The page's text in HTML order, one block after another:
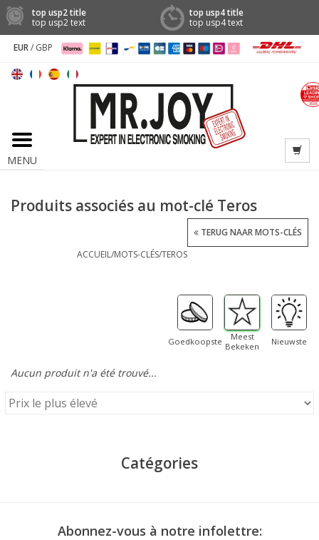
top usp2 title
top usp2 text
top usp4 title
top usp4 text
EUR/ GBP
MENU
Produits associés au mot-clé Teros
ACCUEIL/MOTS-CLÉS/TEROS
TERUG NAAR MOTS-CLÉS
Goedkoopste
Meest
Bekeken
Nieuwste
Aucun produit n'a été trouvé...
Catégories
Abonnez-vous à notre infolettre: